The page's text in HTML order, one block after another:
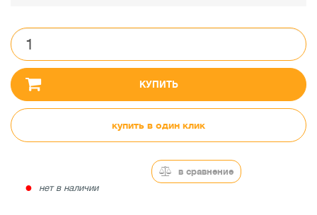
КУПИТЬ
купить в один клик
● нет в наличии
в сравнение